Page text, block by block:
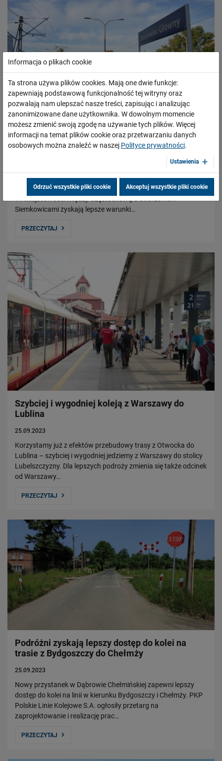
Wygodniejsze podróże z nowych przystanków w
woj. śląskim i łódzkim
PKP Polskie Linie Kolejowe S.A. zwiększą dostęp do kolei w
województwie śląskim i łódzkim. Mieszkańcy Sosnowca oraz
Siemkowicami zyskają lepsze warunki…
PRZECZYTAJ
Szybciej i wygodniej koleją z Warszawy do
Lublina
25.09.2023
Korzystamy już z efektów przebudowy trasy z Otwocka do
Lublina – szybciej i wygodniej jedziemy z Warszawy do stolicy
Lubelszczyzny. Dla lepszych podroży zmienia się także odcinek
od Warszawy…
PRZECZYTAJ
Podróżni zyskają lepszy dostęp do kolei na
trasie z Bydgoszczy do Chełmży
25.09.2023
Nowy przystanek w Dąbrowie Chełmińskiej zapewni lepszy
dostęp do kolei na linii w kierunku Bydgoszczy i Chełmży. PKP
Polskie Linie Kolejowe S.A. ogłosiły przetarg na
zaprojektowanie i realizację prac…
PRZECZYTAJ
Informacja o plikach cookie
Ta strona używa plików cookies. Mają one dwie funkcje:
zapewniają podstawową funkcjonalność tej witryny oraz
pozwalają nam ulepszać nasze treści, zapisując i analizując
zanonimizowane dane użytkownika. W dowolnym momencie
możesz zmienić swoją zgodę na używanie tych plików. Więcej
informacji na temat plików cookie oraz przetwarzaniu danych
osobowych można znaleźć w naszej Polityce prywatności.
Ustawienia
Odrzuć wszystkie pliki cookie Akceptuj wszystkie pliki cookie